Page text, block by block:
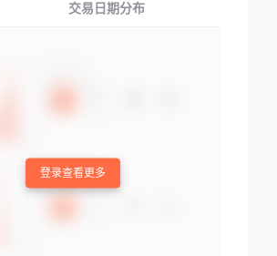
交易日期分布
登录查看更多